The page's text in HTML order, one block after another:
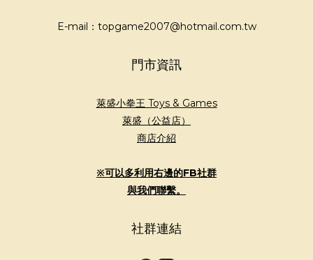
E-mail：topgame2007@hotmail.com.tw
門市資訊
萊盛小拳王 Toys & Games
萊盛（公益店）
商店介紹
※可以多利用右邊的FB社群
與我們聯繫。
社群連結